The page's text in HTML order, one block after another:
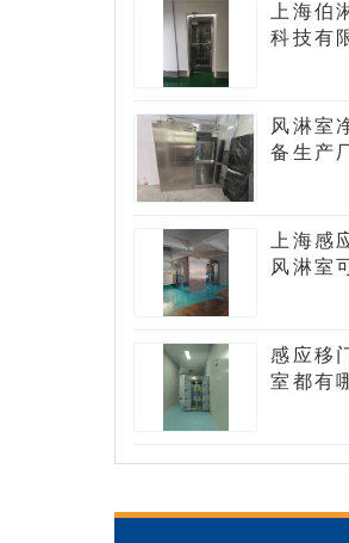
上海伯
科技有
风淋室
备生产
上海感
风淋室
感应移
室都有